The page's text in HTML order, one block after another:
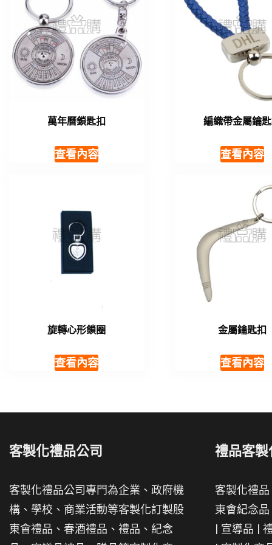
萬年曆鎖匙扣
查看內容
編織帶金屬鑰
查看內容
旋轉心形鎖圈
查看內容
金屬鑰匙扣
查看內容
客製化禮品公司
客製化禮品公司專門為企業、政府機
構、學校、商業活動等客製化訂製股
東會禮品、春酒禮品、禮品、紀念
禮品客製
客製化禮品
東會紀念品
| 宣導品 |